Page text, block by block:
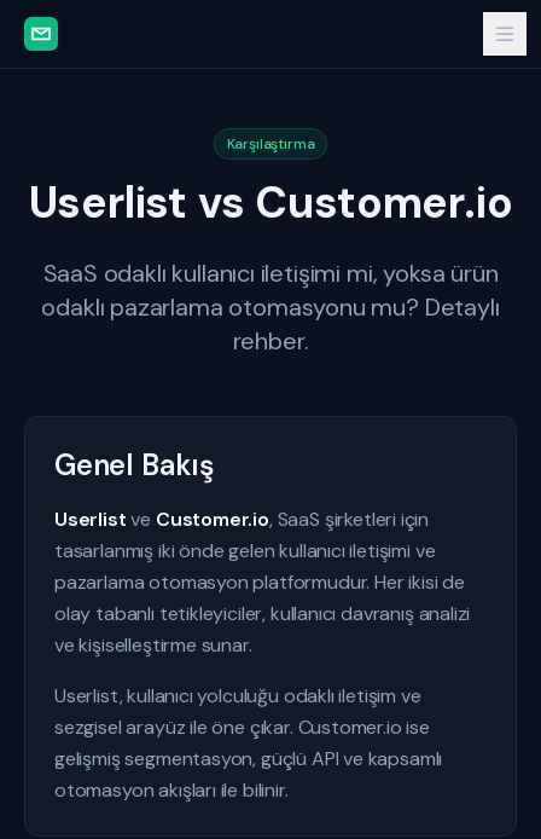
Karşılaştırma
Userlist vs Customer.io
SaaS odaklı kullanıcı iletişimi mi, yoksa ürün
odaklı pazarlama otomasyonu mu? Detaylı
rehber.
Genel Bakış
Userlistve Customer.io, SaaS şirketleri için
tasarlanmış iki önde gelen kullanıcı iletişimi ve
pazarlama otomasyon platformudur. Her ikisi de
olay tabanlı tetikleyiciler, kullanıcı davranış analizi
ve kişiselleştirme sunar.
Userlist, kullanıcı yolculuğu odaklı iletişim ve
sezgisel arayüz ile öne çıkar. Customer.io ise
gelişmiş segmentasyon, güçlü API ve kapsamlı
otomasyon akışları ile bilinir.